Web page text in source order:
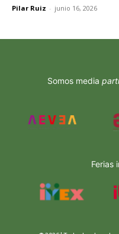
Pilar Ruiz - junio 16, 2026
Somos media
Ferias